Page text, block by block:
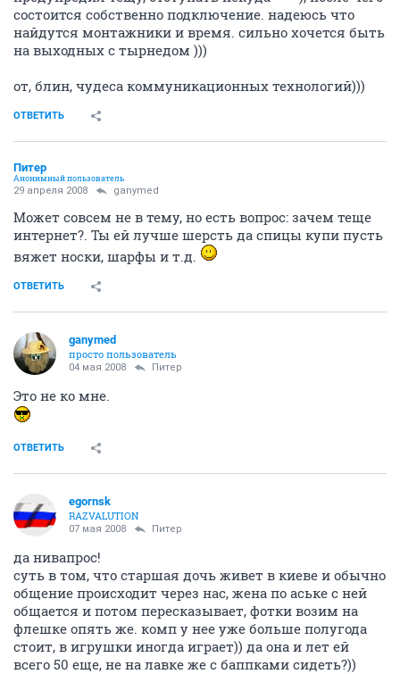
состоится собственно подключение. надеюсь что
найдутся монтажники и время. сильно хочется быть
на выходных с тырнедом )))
от, блин, чудеса коммуникационных технологий)))
ОТВЕТИТЬ
Питер
Анонимный пользователь
29 апреля 2008 ganymed
Может совсем не в тему, но есть вопрос: зачем теще
интернет?. Ты ей лучше шерсть да спицы купи пусть
вяжет носки, шарфы и т.д.
ОТВЕТИТЬ
ganymed
просто пользователь
04 мая 2008 Питер
Это не ко мне.
ОТВЕТИТЬ
egornsk
RAZVALUTION
07 мая 2008 Питер
да нивапрос!
суть в том, что старшая дочь живет в киеве и обычно
общение происходит через нас, жена по аське с ней
общается и потом пересказывает, фотки возим на
флешке опять же. комп у нее уже больше полугода
стоит, в игрушки иногда играет)) да она и лет ей
всего 50 еще, не на лавке же с баппками сидеть?))